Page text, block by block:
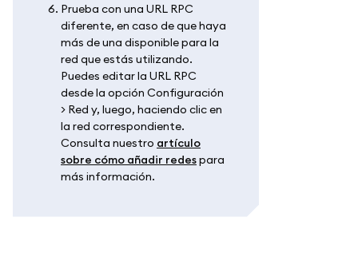
Prueba con una URL RPC
diferente, en caso de que haya
más de una disponible para la
red que estás utilizando.
Puedes editar la URL RPC
desde la opción Configuración
> Red y, luego, haciendo clic en
la red correspondiente.
Consulta nuestro artículo
sobre cómo añadir redespara
más información.